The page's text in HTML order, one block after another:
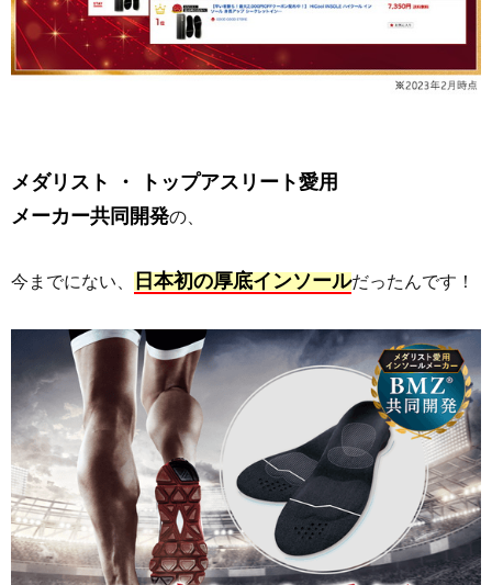
メダリスト ・ トップアスリート愛用
メーカー共同開発の、
今までにない、 日本初の厚底インソールだったんです！